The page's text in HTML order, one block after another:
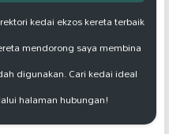
kedai ekzos kereta terbaik
mendorong saya membina
digunakan. Cari kedai ideal
halaman hubungan!